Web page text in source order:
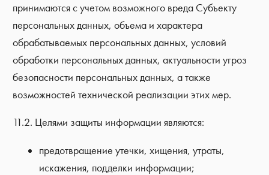
принимаются с учетом возможного вреда Субъекту
персональных данных, объема и характера
обрабатываемых персональных данных, условий
обработки персональных данных, актуальности угроз
безопасности персональных данных, а также
возможностей технической реализации этих мер.
11.2. Целями защиты информации являются:
предотвращение утечки, хищения, утраты,
искажения, подделки информации;